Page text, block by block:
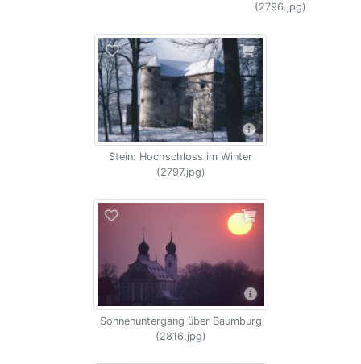
(2796.jpg)
Stein: Hochschloss im Winter
(2797.jpg)
Sonnenuntergang über Baumburg
(2816.jpg)